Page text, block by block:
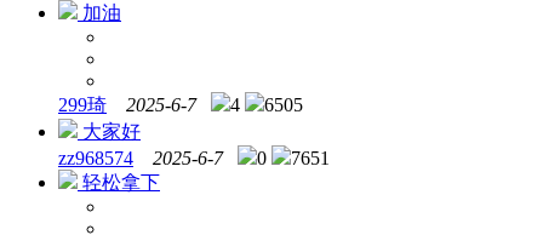
加油
299琦 2025-6-7 4
6505
大家好
zz968574
2025-6-7 0
7651
轻松拿下